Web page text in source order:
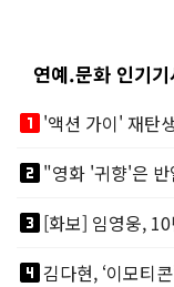
연예.문화 인기
looks_one
looks_two"영화 '귀향'은
looks_3[화보] 임영웅,
looks_4김다현, ‘이모티